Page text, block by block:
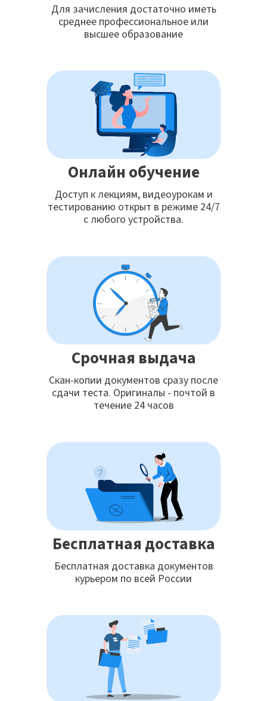
Для зачисления достаточно иметь
среднее профессиональное или
высшее образование
Онлайн обучение
Доступ к лекциям, видеоурокам и
тестированию открыт в режиме 24/7
с любого устройства.
Срочная выдача
Скан-копии документов сразу после
сдачи теста. Оригиналы - почтой в
течение 24 часов
Бесплатная доставка
Бесплатная доставка документов
курьером по всей России